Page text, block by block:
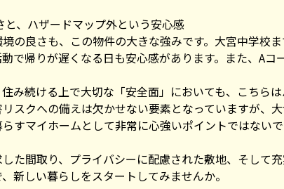
、ハザードマップ外という安心感
の良さも、この物件の大きな強みです。大宮中学校
で帰りが遅くなる日も安心感があります。また、A
み続ける上で大切な「安全面」においても、こちら
スクへの備えは欠かせない要素となっていますが、
すマイホームとして非常に心強いポイントではないで
た間取り、プライバシーに配慮された敷地、そして
新しい暮らしをスタートしてみませんか。